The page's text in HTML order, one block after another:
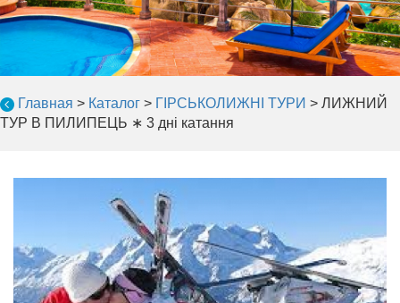
Главная > Каталог > ГІРСЬКОЛИЖНІ ТУРИ > ЛИЖНИЙ
ТУР В ПИЛИПЕЦЬ ∗ 3 дні катання